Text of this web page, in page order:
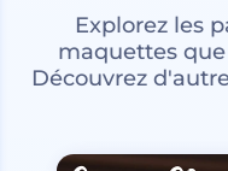
Explorez les
maquettes que
Découvrez